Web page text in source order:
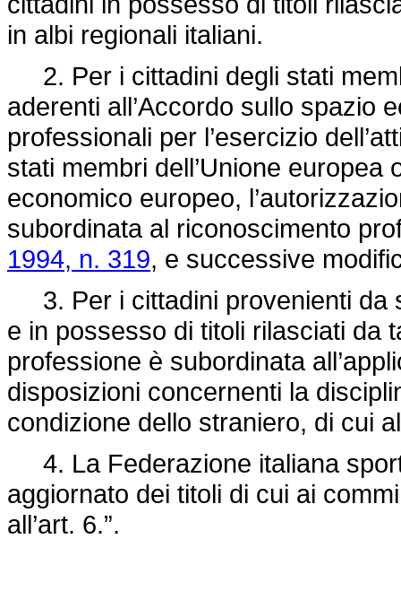
in albi regionali italiani.
2. Per i cittadini degli stati
aderenti all’Accordo sullo spazio
professionali per l’esercizio
stati membri dell’Unione europea
economico europeo,
subordinata al riconoscimento
1994, n. 319, e successive
3. Per i cittadini provenienti da
e in possesso di titoli rilasciati da
professione è subordinata
disposizioni concernenti la
condizione dello straniero, di cui
4. La Federazione italiana
aggiornato dei titoli di cui ai
all’art. 6.”.